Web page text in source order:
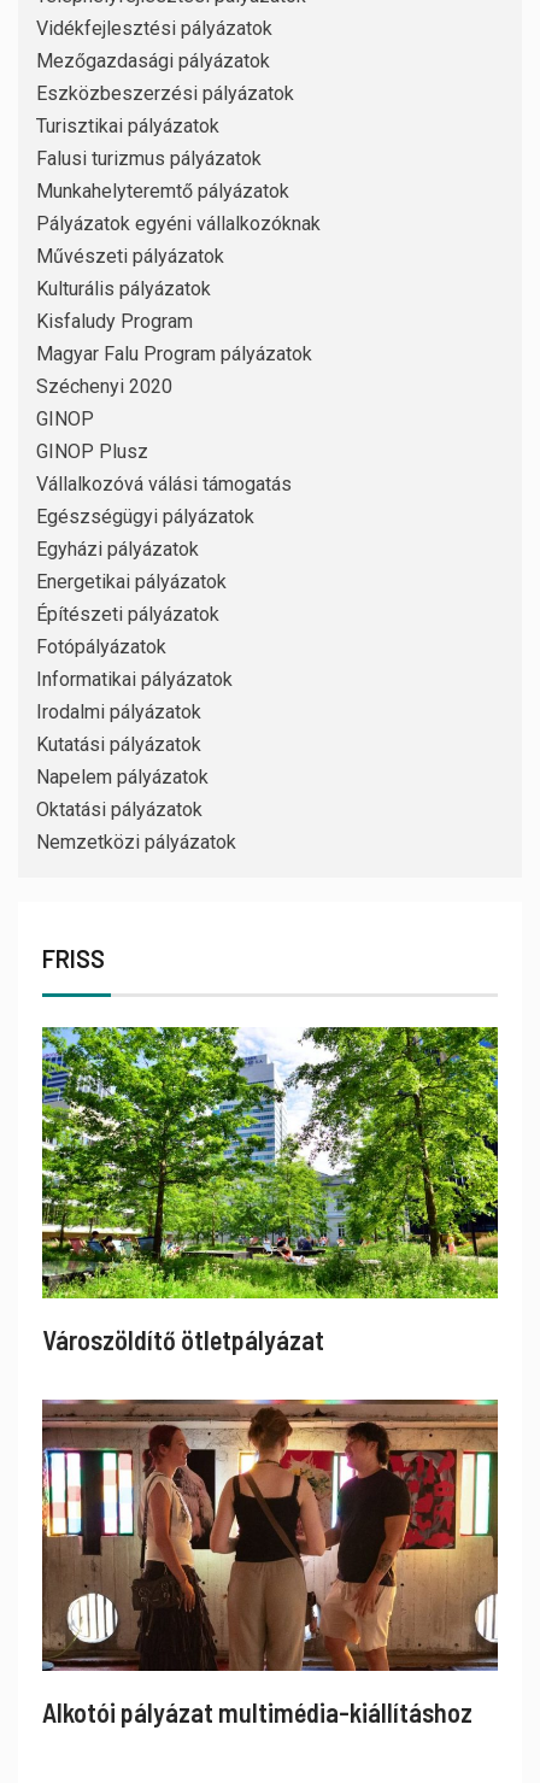
Vidékfejlesztési pályázatok
Mezőgazdasági pályázatok
Eszközbeszerzési pályázatok
Turisztikai pályázatok
Falusi turizmus pályázatok
Munkahelyteremtő pályázatok
Pályázatok egyéni vállalkozóknak
Művészeti pályázatok
Kulturális pályázatok
Kisfaludy Program
Magyar Falu Program pályázatok
Széchenyi 2020
GINOP
GINOP Plusz
Vállalkozóvá válási támogatás
Egészségügyi pályázatok
Egyházi pályázatok
Energetikai pályázatok
Építészeti pályázatok
Fotópályázatok
Informatikai pályázatok
Irodalmi pályázatok
Kutatási pályázatok
Napelem pályázatok
Oktatási pályázatok
Nemzetközi pályázatok
FRISS
Városzöldítő ötletpályázat
Alkotói pályázat multimédia-kiállításhoz